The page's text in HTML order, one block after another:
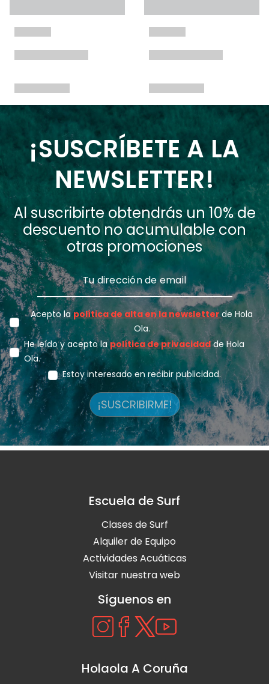
¡SUSCRÍBETE A LA
NEWSLETTER!
Al suscribirte obtendrás un 10% de
descuento no acumulable con
otras promociones
Acepto lapolítica de alta en la newsletter de Hola
Ola.
He leído y acepto lapolítica de privacidadde Hola
Ola.
Estoy interesado en recibir publicidad.
¡SUSCRIBIRME!
Escuela de Surf
Clases de Surf
Alquiler de Equipo
Actividades Acuáticas
Visitar nuestra web
Síguenos en
Holaola A Coruña